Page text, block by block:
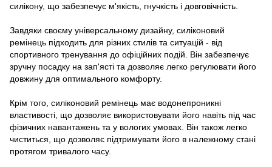
силікону, що забезпечує м'якість, гнучкість і довговічність.
Завдяки своєму універсальному дизайну, силіконовий
ремінець підходить для різних стилів та ситуацій - від
спортивного тренування до офіційних подій. Він забезпечує
зручну посадку на зап'ясті та дозволяє легко регулювати його
довжину для оптимального комфорту.
Крім того, силіконовий ремінець має водонепроникні
властивості, що дозволяє використовувати його навіть під час
фізичних навантажень та у вологих умовах. Він також легко
чиститься, що дозволяє підтримувати його в належному стані
протягом тривалого часу.